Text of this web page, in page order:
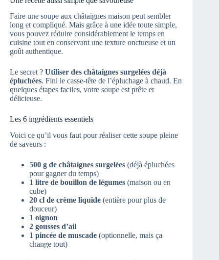
Faire une soupe aux châtaignes maison peut sembler
long et compliqué. Mais grâce à une idée toute simple,
vous pouvez réduire considérablement le temps en
cuisine tout en conservant une texture onctueuse et un
goût authentique.
Le secret ? Utiliser des châtaignes surgelées déjà
épluchées. Fini le casse-tête de l’épluchage à chaud. En
quelques étapes faciles, votre soupe est prête et
délicieuse.
Les 6 ingrédients essentiels
Voici ce qu’il vous faut pour réaliser cette soupe pleine
de saveurs :
500 g de châtaignes surgelées (déjà épluchées
pour gagner du temps)
1 litre de bouillon de légumes (maison ou en
cube)
20 cl de crème liquide (entière pour plus de
douceur)
1 oignon
2 gousses d’ail
1 pincée de muscade (optionnelle, mais ça
change tout)